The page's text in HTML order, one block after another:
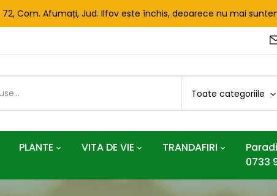
Com. Afumați, Jud. Ilfov este închis, deoarece nu mai
Toate categoriile
PLANTE VITA DE VIE TRANDAFIRI
0733